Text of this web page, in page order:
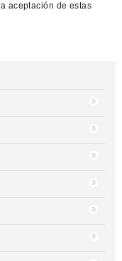
aceptación de estas